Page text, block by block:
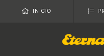
INICIO